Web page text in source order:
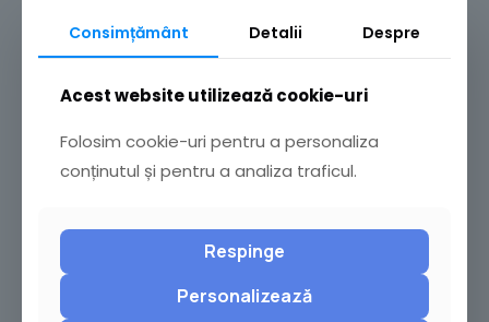
Proprietari din Municipiul Buzău
Alte Pagini Importante
Consimțământ Detalii Despre
Acest website utilizează cookie-uri
Folosim cookie-uri pentru a personaliza
conținutul și pentru a analiza traficul.
Respinge
Personalizează